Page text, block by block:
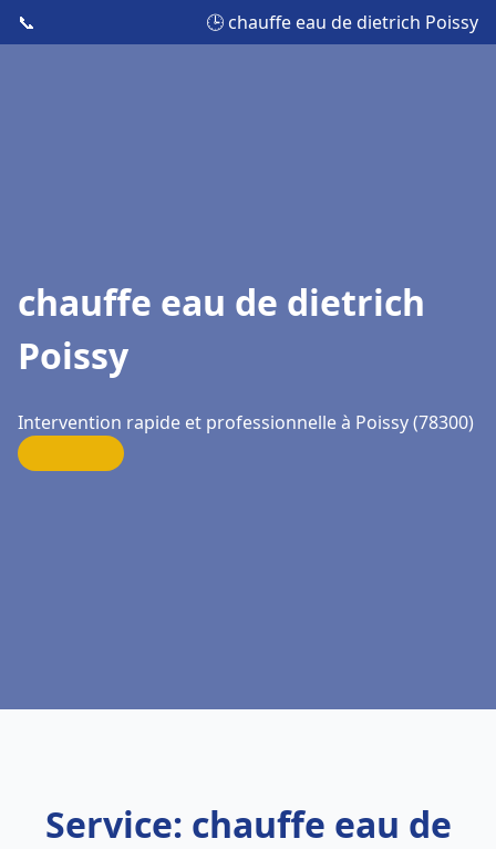
📞 🕒 chauffe eau de dietrich Poissy
chauffe eau de dietrich
Poissy
Intervention rapide et professionnelle à Poissy (78300)
Service: chauffe eau de